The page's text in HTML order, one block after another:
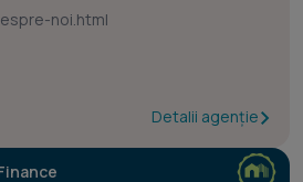
noi.html
Detalii agenție